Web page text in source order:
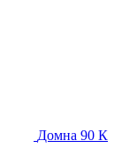
Домна 90 К